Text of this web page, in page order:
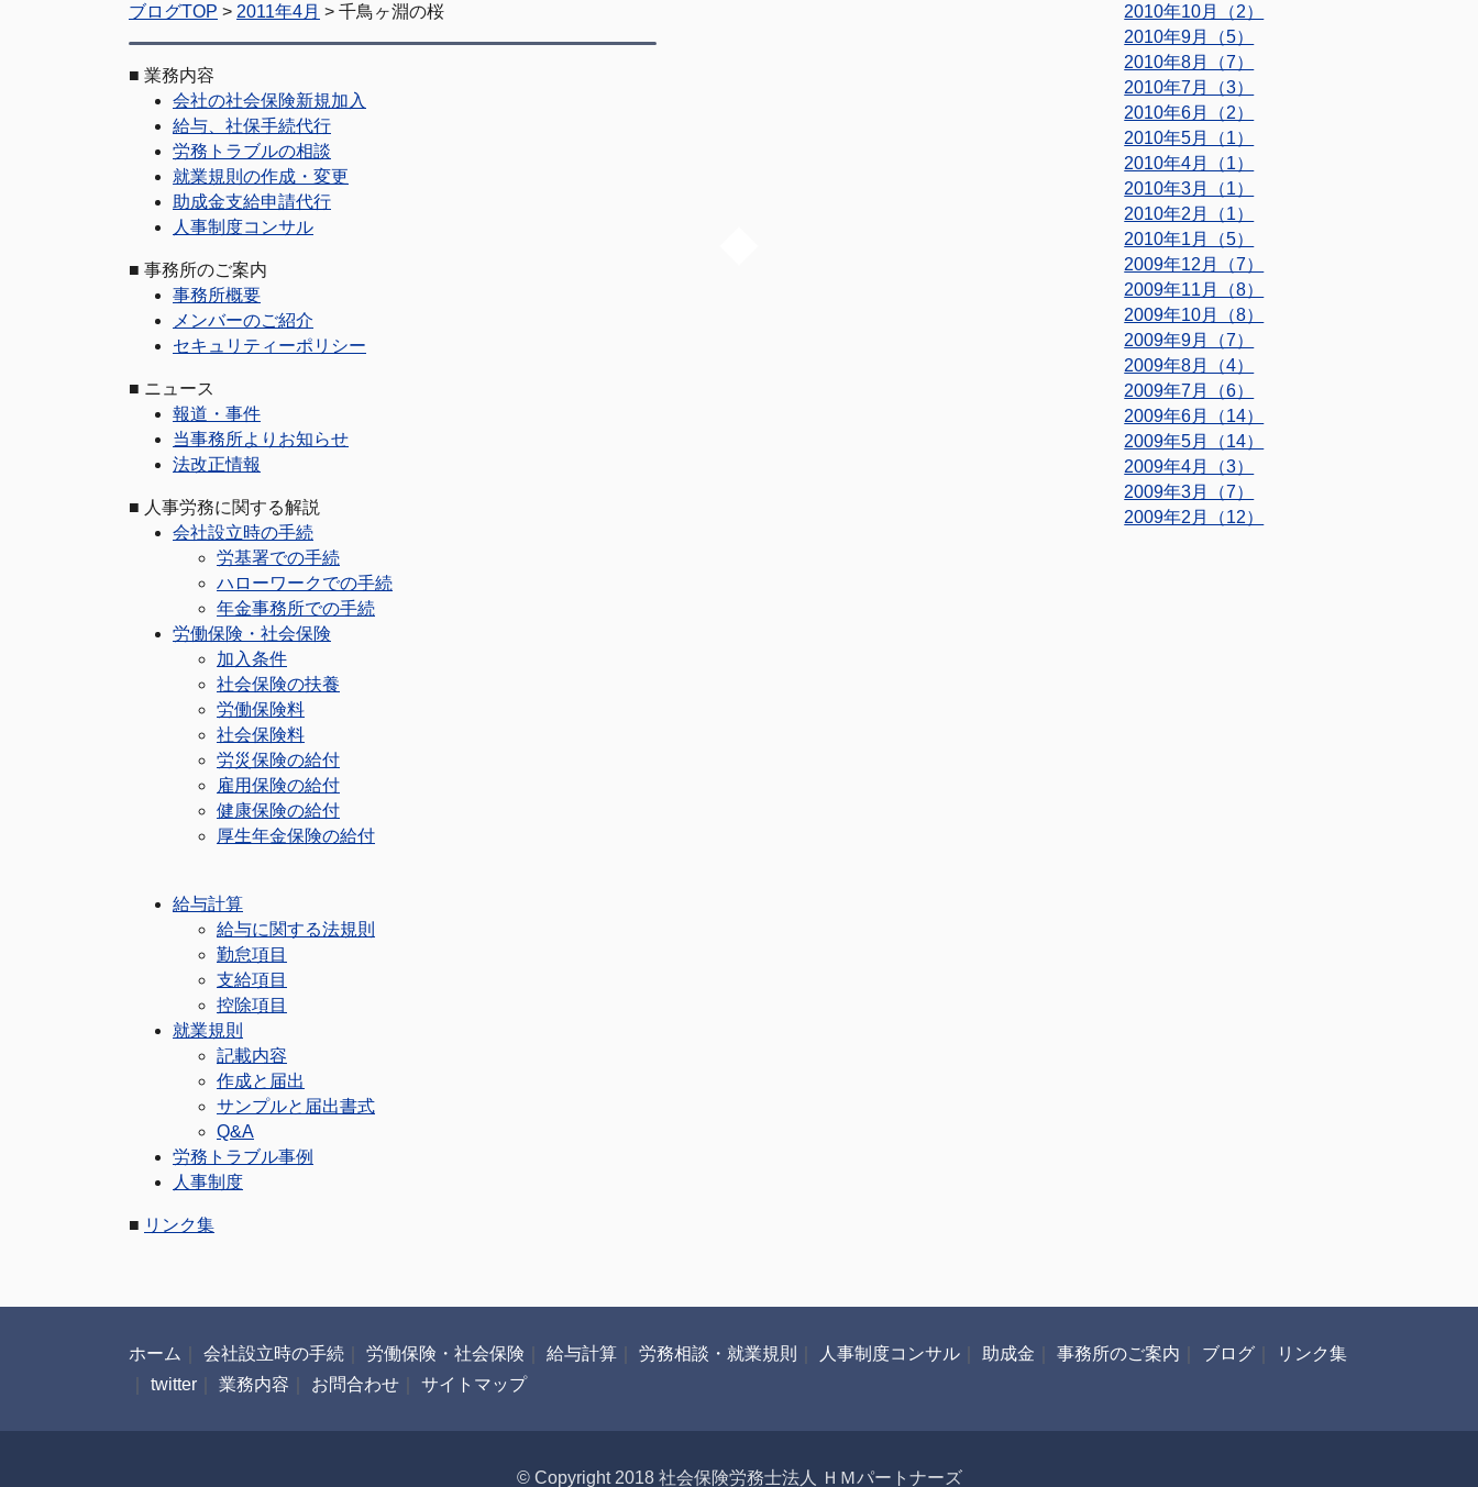
ブログTOP > 2011年4月 > 千鳥ヶ淵の桜
■ 業務内容
会社の社会保険新規加入
給与、社保手続代行
労務トラブルの相談
就業規則の作成・変更
助成金支給申請代行
人事制度コンサル
■ 事務所のご案内
事務所概要
メンバーのご紹介
セキュリティーポリシー
■ ニュース
報道・事件
当事務所よりお知らせ
法改正情報
■ 人事労務に関する解説
会社設立時の手続
労基署での手続
ハローワークでの手続
年金事務所での手続
労働保険・社会保険
加入条件
社会保険の扶養
労働保険料
社会保険料
労災保険の給付
雇用保険の給付
健康保険の給付
厚生年金保険の給付
給与計算
給与に関する法規則
勤怠項目
支給項目
控除項目
就業規則
記載内容
作成と届出
サンプルと届出書式
Q&A
労務トラブル事例
人事制度
■ リンク集
2010年10月（2）
2010年9月（5）
2010年8月（7）
2010年7月（3）
2010年6月（2）
2010年5月（1）
2010年4月（1）
2010年3月（1）
2010年2月（1）
2010年1月（5）
2009年12月（7）
2009年11月（8）
2009年10月（8）
2009年9月（7）
2009年8月（4）
2009年7月（6）
2009年6月（14）
2009年5月（14）
2009年4月（3）
2009年3月（7）
2009年2月（12）
ホーム 会社設立時の手続 労働保険・社会保険 給与計算 労務相談・就業規則 人事制度コンサル 助成金 事務所のご案内 ブログ
リンク集
twitter 業務内容 お問合わせ サイトマップ
© Copyright 2018 社会保険労務士法人 ＨＭパートナーズ